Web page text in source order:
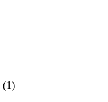
(1)